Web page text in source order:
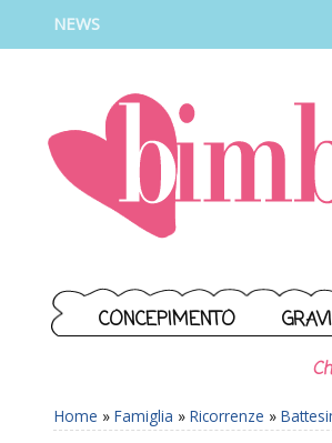
NEWS
CONCEPIMENTO
Home » Famiglia » Ricorrenze »